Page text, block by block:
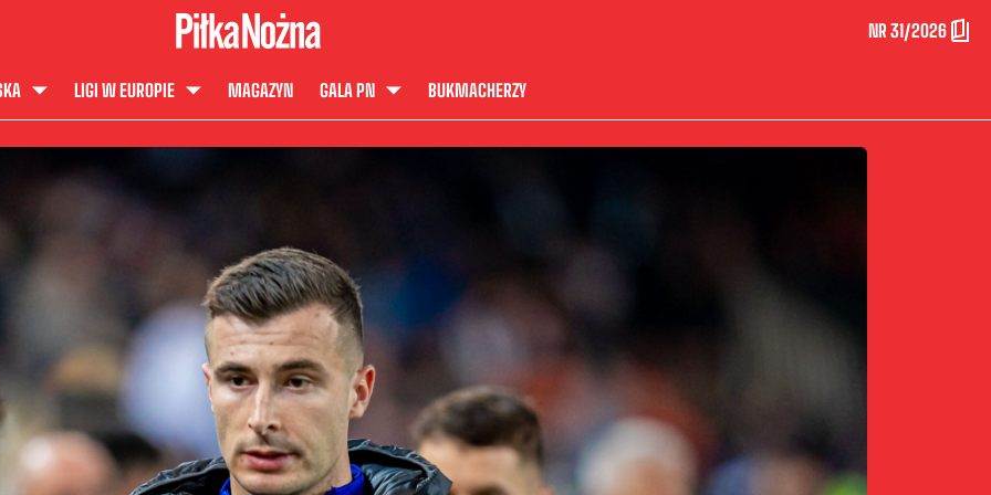
NR 31/2026
LIGI W EUROPIE MAGAZYN GALA PN BUKMACHERZY